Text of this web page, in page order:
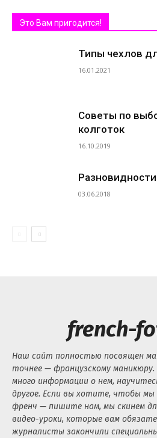
Это Вам пригодится!
Типы чехлов
16.01.2021
Советы по
колготок
16.10.2019
03.06.2018
french-
Наш сайт полностью посвящен
точнее — французскому
много информации о нем,
другое. Если вы хотите, чтобы мы
френч — пишите нам, мы скинем
видео-уроки, которые вам
журналисты закончили